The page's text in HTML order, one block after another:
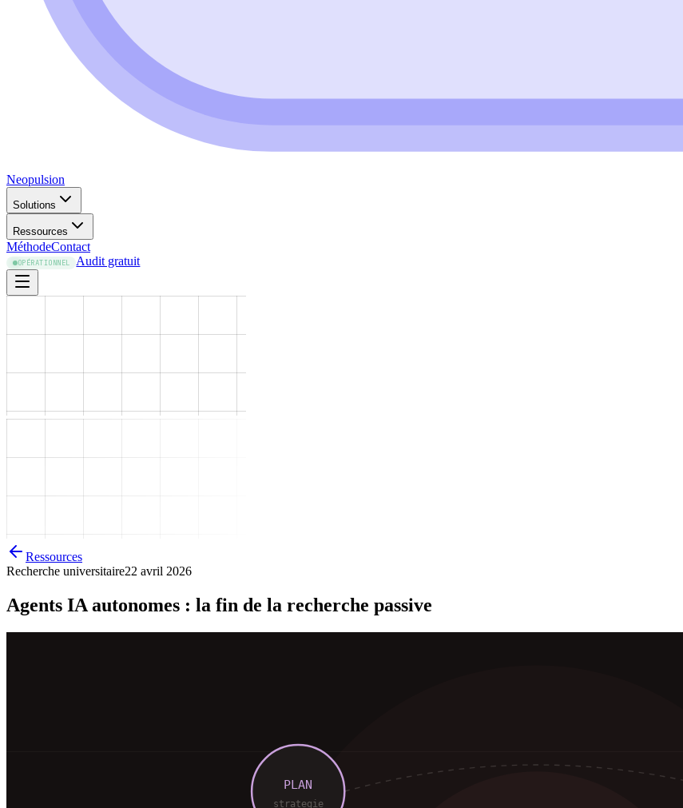
Neopulsion
Solutions
Ressources
MéthodeContact
OPÉRATIONNEL Audit gratuit
Ressources
Recherche universitaire22 avril 2026
Agents IA autonomes : la fin de la recherche passive